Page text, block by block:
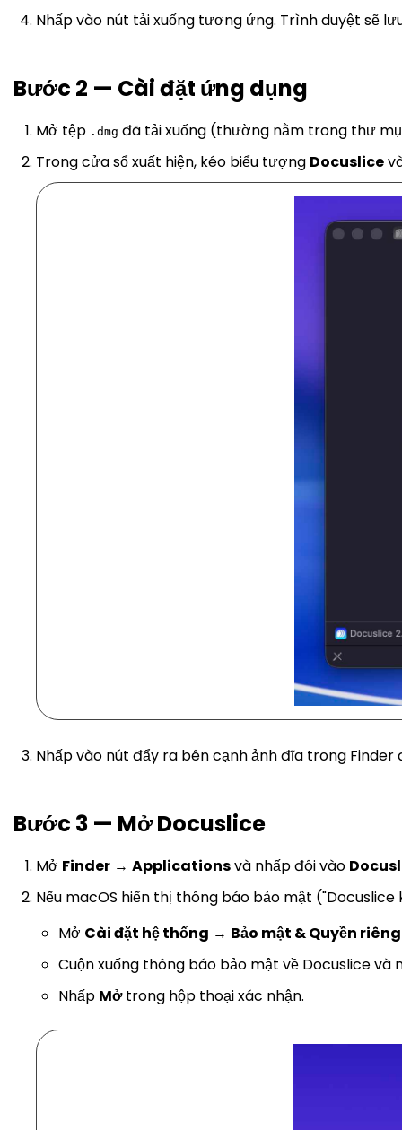
Nhấp vào nút tải xuống tương ứng. Trình duyệt sẽ
Bước 2 — Cài đặt ứng dụng
Mở tệp .dmg đã tải xuống (thường nằm trong thư
Trong cửa sổ xuất hiện, kéo biểu tượng Docuslice
Nhấp vào nút đẩy ra bên cạnh ảnh đĩa trong Finder
Bước 3 — Mở Docuslice
Mở Finder → Applicationsvà nhấp đôi vào
Nếu macOS hiển thị thông báo bảo mật
Mở Cài đặt hệ thống → Bảo mật & Quyền
Cuộn xuống thông báo bảo mật về Docuslice và
Nhấp Mởtrong hộp thoại xác nhận.